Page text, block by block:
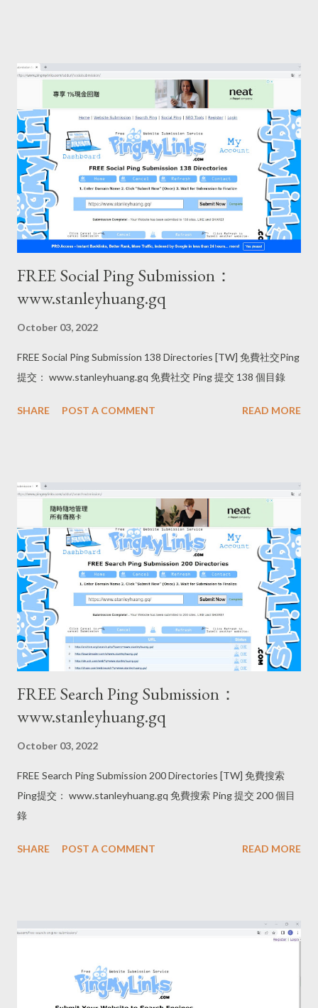
FREE Social Ping Submission：
www.stanleyhuang.gq
October 03, 2022
FREE Social Ping Submission 138 Directories [TW] 免費社交Ping
提交： www.stanleyhuang.gq 免費社交 Ping 提交 138 個目錄
SHARE POST A COMMENT READ MORE
FREE Search Ping Submission：
www.stanleyhuang.gq
October 03, 2022
FREE Search Ping Submission 200 Directories [TW] 免費搜索
Ping提交： www.stanleyhuang.gq 免費搜索 Ping 提交 200 個目
錄
SHARE POST A COMMENT READ MORE